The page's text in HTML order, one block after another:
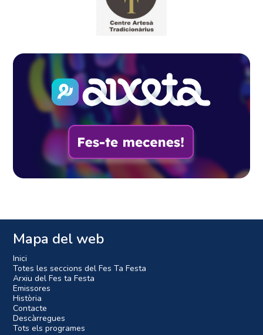
Mapa del web
Inici
Totes les seccions del Fes Ta Festa
Arxiu del Fes ta Festa
Emissores
Història
Contacte
Descàrregues
Tots els programes